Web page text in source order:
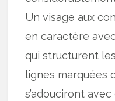
Un visage aux
en caractère
qui structurent
lignes marquées
s’adouciront